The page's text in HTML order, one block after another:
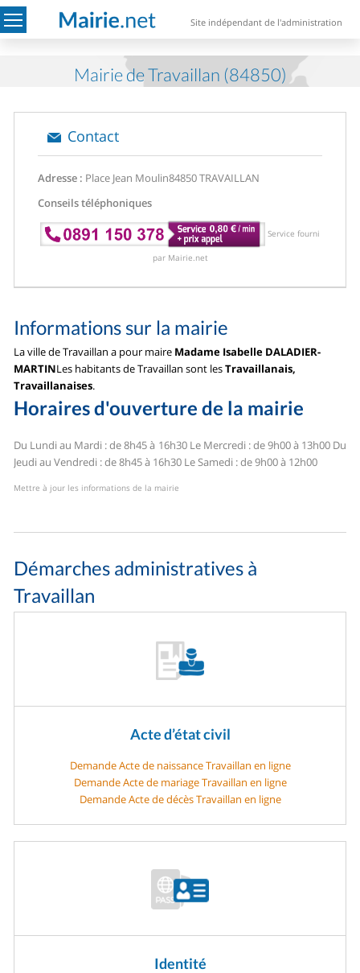
Site indépendant de l'administration
Mairie de Travaillan (84850)
Contact
Adresse : Place Jean Moulin84850 TRAVAILLAN
Conseils téléphoniques
Service fourni
par Mairie.net
Informations sur la mairie
La ville de Travaillan a pour maire Madame Isabelle DALADIER-
MARTINLes habitants de Travaillan sont lesTravaillanais,
Travaillanaises.
Horaires d'ouverture de la mairie
Du Lundi au Mardi : de 8h45 à 16h30Le Mercredi : de 9h00 à 13h00Du
Jeudi au Vendredi : de 8h45 à 16h30 Le Samedi : de 9h00 à 12h00
Mettre à jour les informations de la mairie
Démarches administratives à
Travaillan
Acte d’état civil
Demande Acte de naissance Travaillan en ligne
Demande Acte de mariage Travaillan en ligne
Demande Acte de décès Travaillan en ligne
Identité